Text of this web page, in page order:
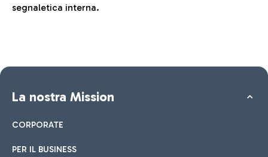
segnaletica interna.
La nostra Mission
CORPORATE
PER IL BUSINESS